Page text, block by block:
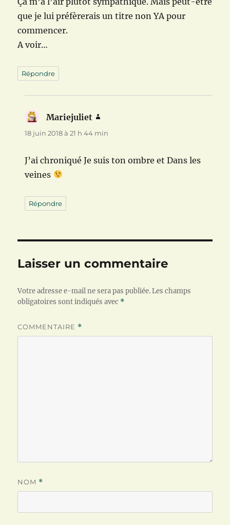
que je lui préfèrerais un titre non YA pour
commencer.
A voir…
Répondre
Mariejuliet
18 juin 2018 à 21 h 44 min
J’ai chroniqué Je suis ton ombre et Dans les
veines
Répondre
Laisser un commentaire
Votre adresse e-mail ne sera pas publiée. Les champs
obligatoires sont indiqués avec *
COMMENTAIRE *
NOM *